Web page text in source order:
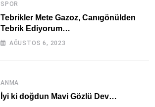
SPOR
Tebrikler Mete Gazoz, Canıgönülden
Tebrik Ediyorum…
AĞUSTOS 6, 2023
ANMA
İyi ki doğdun Mavi Gözlü Dev…